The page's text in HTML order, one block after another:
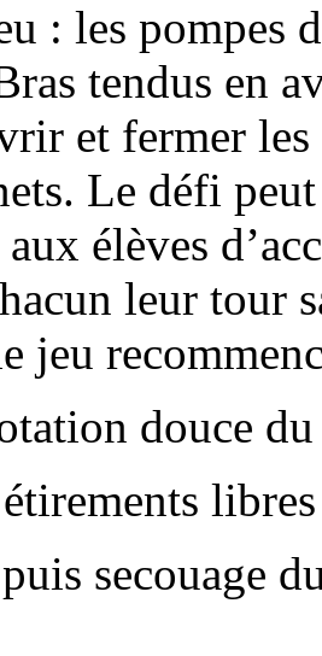
pompes
tendus en
et fermer les
Le défi
élèves
leur tour
jeu
douce du
libres
du